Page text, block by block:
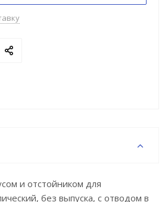
и отстойником для
без выпуска, с отводом в